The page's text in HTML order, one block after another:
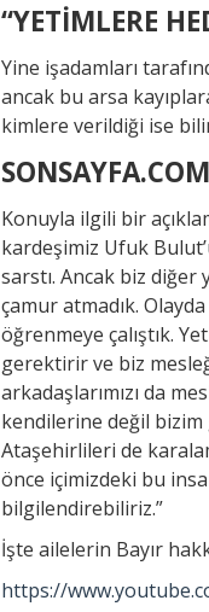
“YETİMLERE
Yine işadamları
ancak bu arsa
kimlere verildiği ise
Konuyla ilgili bir
kardeşimiz Ufuk
sarstı. Ancak biz diğer
çamur atmadık.
öğrenmeye çalıştık.
gerektirir ve biz
arkadaşlarımızı da
kendilerine değil bizim
Ataşehirlileri de
önce içimizdeki bu
bilgilendirebiliriz.”
İşte ailelerin Bayır
https://